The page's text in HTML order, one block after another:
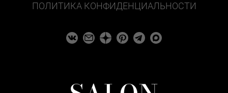
ПОЛИТИКА КОНФИДЕНЦИАЛЬНОСТИ